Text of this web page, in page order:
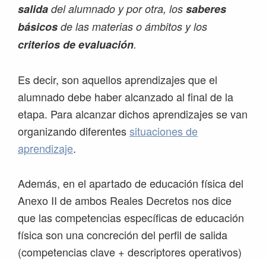
salida del alumnado y por otra, los saberes
básicos de las materias o ámbitos y los
criterios de evaluación.
Es decir, son aquellos aprendizajes que el
alumnado debe haber alcanzado al final de la
etapa. Para alcanzar dichos aprendizajes se van
organizando diferentessituaciones de
aprendizaje.
Además, en el apartado de educación física del
Anexo II de ambos Reales Decretos nos dice
que las competencias específicas de educación
física son una concreción del perfil de salida
(competencias clave + descriptores operativos)